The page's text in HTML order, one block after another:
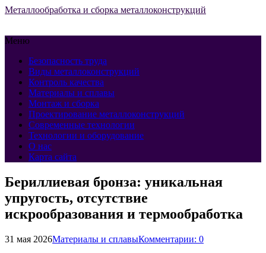
Металлообработка и сборка металлоконструкций
Меню
Безопасность труда
Виды металлоконструкций
Контроль качества
Материалы и сплавы
Монтаж и сборка
Проектирование металлоконструкций
Современные технологии
Технологии и оборудование
О нас
Карта сайта
Бериллиевая бронза: уникальная
упругость, отсутствие
искрообразования и термообработка
31 мая 2026Материалы и сплавыКомментарии: 0